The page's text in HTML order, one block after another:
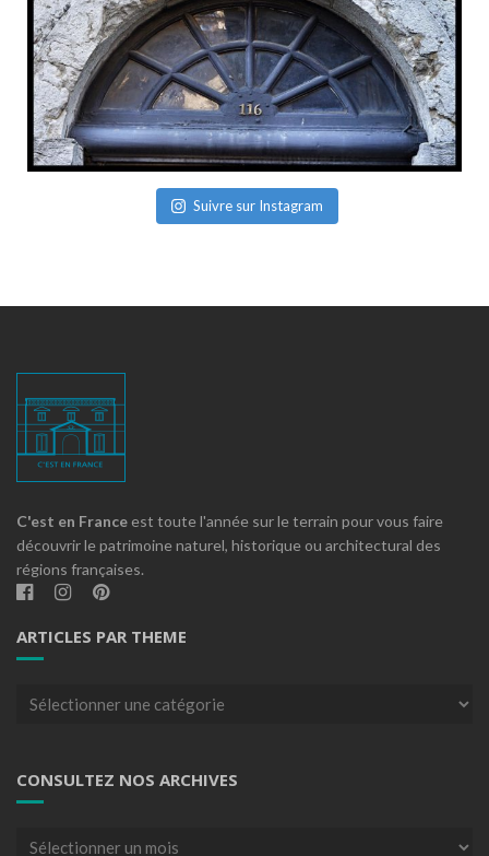
Suivre sur Instagram
C'est en France est toute l'année sur le terrain pour vous faire
découvrir le patrimoine naturel, historique ou architectural des
régions françaises.
ARTICLES PAR THEME
Articles
CONSULTEZ NOS ARCHIVES
Consultez